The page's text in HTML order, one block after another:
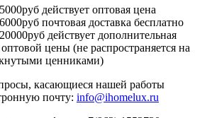
действует оптовая цена
почтовая доставка бесплатно
действует дополнительная
цены (не распространяется на
ценниками)
касающиеся нашей работы
почту: info@ihomelux.ru